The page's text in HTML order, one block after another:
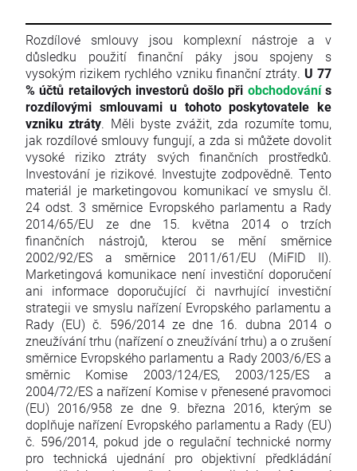
Rozdílové smlouvy jsou komplexní nástroje a v
důsledku použití finanční páky jsou spojeny s
vysokým rizikem rychlého vzniku finanční ztráty. U 77
% účtů retailových investorů došlo při obchodovánís
rozdílovými smlouvami u tohoto poskytovatele ke
vzniku ztráty. Měli byste zvážit, zda rozumíte tomu,
jak rozdílové smlouvy fungují, a zda si můžete dovolit
vysoké riziko ztráty svých finančních prostředků.
Investování je rizikové. Investujte zodpovědně. Tento
materiál je marketingovou komunikací ve smyslu čl.
24 odst. 3 směrnice Evropského parlamentu a Rady
2014/65/EU ze dne 15. května 2014 o trzích
finančních nástrojů, kterou se mění směrnice
2002/92/ES a směrnice 2011/61/EU (MiFID II).
Marketingová komunikace není investiční doporučení
ani informace doporučující či navrhující investiční
strategii ve smyslu nařízení Evropského parlamentu a
Rady (EU) č. 596/2014 ze dne 16. dubna 2014 o
zneužívání trhu (nařízení o zneužívání trhu) a o zrušení
směrnice Evropského parlamentu a Rady 2003/6/ES a
směrnic Komise 2003/124/ES, 2003/125/ES a
2004/72/ES a nařízení Komise v přenesené pravomoci
(EU) 2016/958 ze dne 9. března 2016, kterým se
doplňuje nařízení Evropského parlamentu a Rady (EU)
č. 596/2014, pokud jde o regulační technické normy
pro technická ujednání pro objektivní předkládání